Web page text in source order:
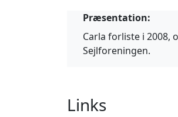
Præsentation:
Carla forliste i 2008,
Sejlforeningen.
Links